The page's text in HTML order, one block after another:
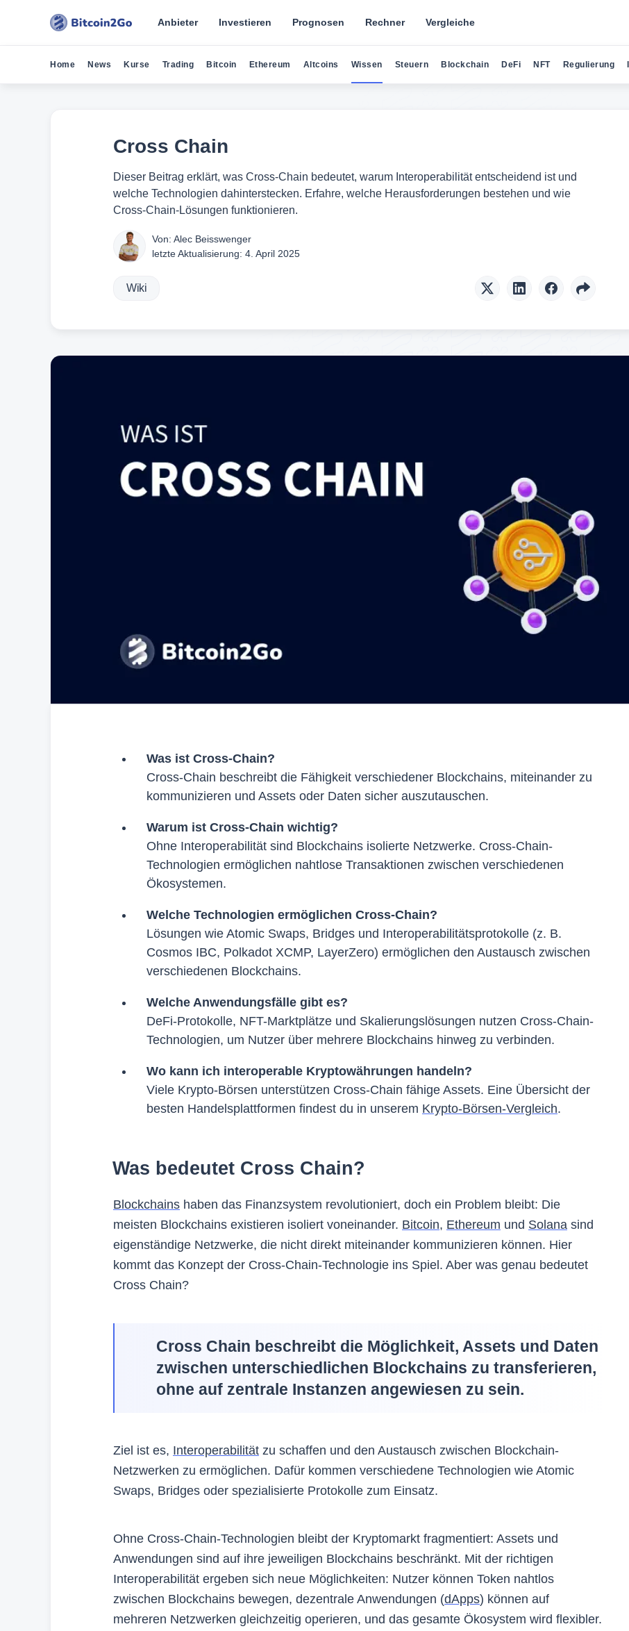
Anbieter Investieren Prognosen Rechner Vergleiche
Home News Kurse Trading Bitcoin Ethereum Altcoins Wissen Steuern Blockchain DeFi NFT Regulierung
Cross Chain
Dieser Beitrag erklärt, was Cross-Chain bedeutet, warum Interoperabilität entscheidend ist und
welche Technologien dahinterstecken. Erfahre, welche Herausforderungen bestehen und wie
Cross-Chain-Lösungen funktionieren.
Von: Alec Beisswenger
letzte Aktualisierung: 4. April 2025
Wiki
Was ist Cross-Chain?
Cross-Chain beschreibt die Fähigkeit verschiedener Blockchains, miteinander zu
kommunizieren und Assets oder Daten sicher auszutauschen.
Warum ist Cross-Chain wichtig?
Ohne Interoperabilität sind Blockchains isolierte Netzwerke. Cross-Chain-
Technologien ermöglichen nahtlose Transaktionen zwischen verschiedenen
Ökosystemen.
Welche Technologien ermöglichen Cross-Chain?
Lösungen wie Atomic Swaps, Bridges und Interoperabilitätsprotokolle (z. B.
Cosmos IBC, Polkadot XCMP, LayerZero) ermöglichen den Austausch zwischen
verschiedenen Blockchains.
Welche Anwendungsfälle gibt es?
DeFi-Protokolle, NFT-Marktplätze und Skalierungslösungen nutzen Cross-Chain-
Technologien, um Nutzer über mehrere Blockchains hinweg zu verbinden.
Wo kann ich interoperable Kryptowährungen handeln?
Viele Krypto-Börsen unterstützen Cross-Chain fähige Assets. Eine Übersicht der
besten Handelsplattformen findest du in unserem Krypto-Börsen-Vergleich.
Was bedeutet Cross Chain?
Blockchains haben das Finanzsystem revolutioniert, doch ein Problem bleibt: Die
meisten Blockchains existieren isoliert voneinander. Bitcoin, Ethereum und Solana sind
eigenständige Netzwerke, die nicht direkt miteinander kommunizieren können. Hier
kommt das Konzept der Cross-Chain-Technologie ins Spiel. Aber was genau bedeutet
Cross Chain?
Cross Chain beschreibt die Möglichkeit, Assets und Daten
zwischen unterschiedlichen Blockchains zu transferieren,
ohne auf zentrale Instanzen angewiesen zu sein.
Ziel ist es, Interoperabilität zu schaffen und den Austausch zwischen Blockchain-
Netzwerken zu ermöglichen. Dafür kommen verschiedene Technologien wie Atomic
Swaps, Bridges oder spezialisierte Protokolle zum Einsatz.
Ohne Cross-Chain-Technologien bleibt der Kryptomarkt fragmentiert: Assets und
Anwendungen sind auf ihre jeweiligen Blockchains beschränkt. Mit der richtigen
Interoperabilität ergeben sich neue Möglichkeiten: Nutzer können Token nahtlos
zwischen Blockchains bewegen, dezentrale Anwendungen (dApps) können auf
mehreren Netzwerken gleichzeitig operieren, und das gesamte Ökosystem wird flexibler.